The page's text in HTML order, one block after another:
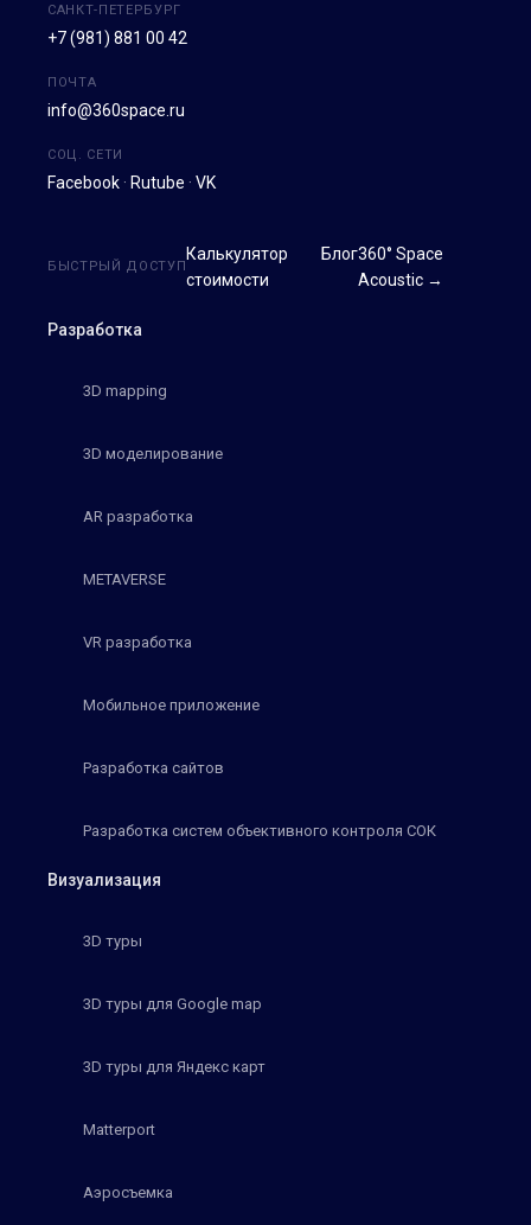
САНКТ-ПЕТЕРБУРГ
+7 (981) 881 00 42
ПОЧТА
info@360space.ru
СОЦ. СЕТИ
Facebook · Rutube · VK
Разработка
3D mapping
3D моделирование
AR разработка
METAVERSE
VR разработка
Мобильное приложение
Разработка сайтов
Разработка систем объективного контроля СОК
Визуализация
3D туры
3D туры для Google map
3D туры для Яндекс карт
Matterport
Аэросъемка
БЫСТРЫЙ ДОСТУП
Калькулятор
стоимости
Блог360° Space
Acoustic →